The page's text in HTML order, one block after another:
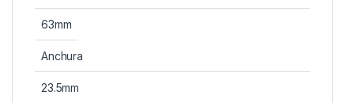
63mm
Anchura
23.5mm